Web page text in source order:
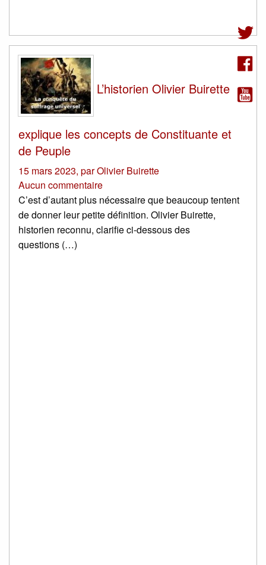
L’historien Olivier Buirette
explique les concepts de Constituante et
de Peuple
15 mars 2023, parOlivier Buirette
Aucun commentaire
C’est d’autant plus nécessaire que beaucoup tentent
de donner leur petite définition. Olivier Buirette,
historien reconnu, clarifie ci-dessous des
questions (…)